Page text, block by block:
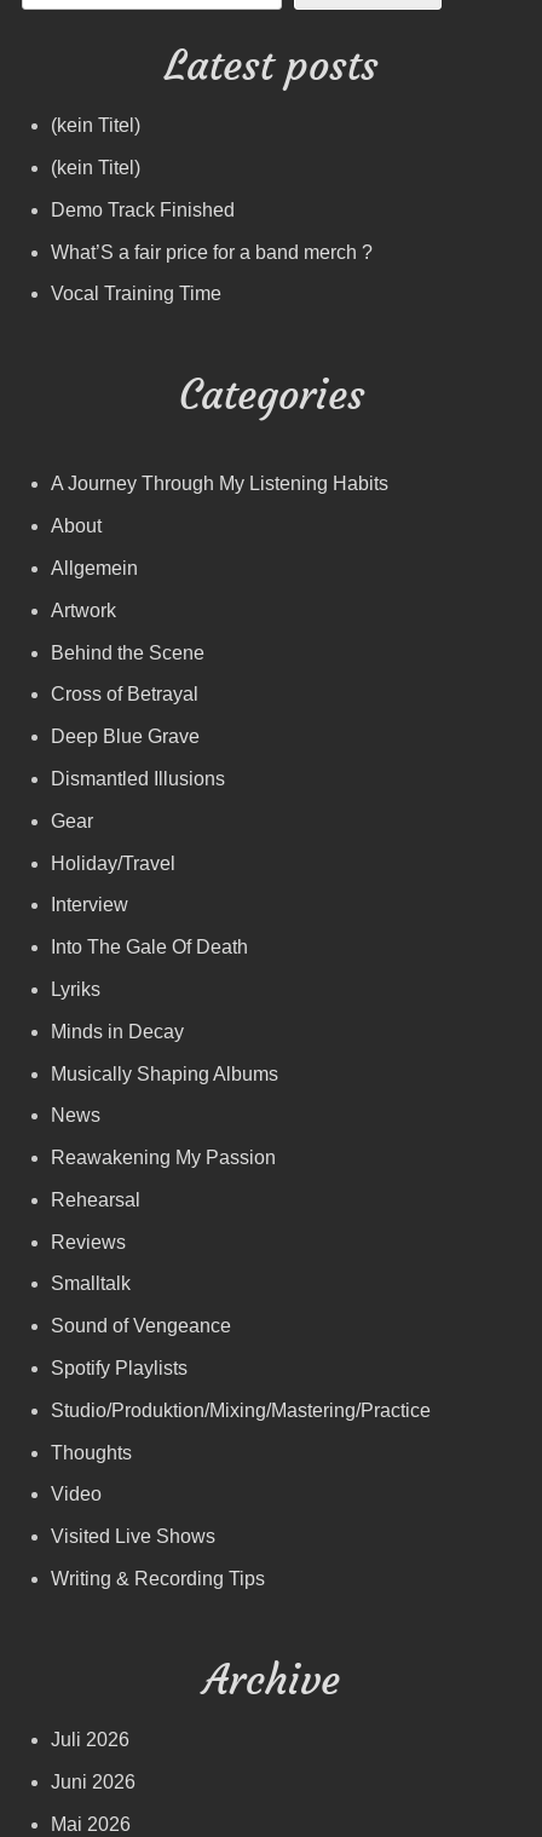
Latest posts
(kein Titel)
(kein Titel)
Demo Track Finished
What’S a fair price for a band merch ?
Vocal Training Time
Categories
A Journey Through My Listening Habits
About
Allgemein
Artwork
Behind the Scene
Cross of Betrayal
Deep Blue Grave
Dismantled Illusions
Gear
Holiday/Travel
Interview
Into The Gale Of Death
Lyriks
Minds in Decay
Musically Shaping Albums
News
Reawakening My Passion
Rehearsal
Reviews
Smalltalk
Sound of Vengeance
Spotify Playlists
Studio/Produktion/Mixing/Mastering/Practice
Thoughts
Video
Visited Live Shows
Writing & Recording Tips
Archive
Juli 2026
Juni 2026
Mai 2026